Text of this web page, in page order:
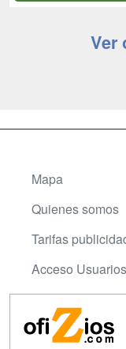
Ver
Mapa
Quienes somos
Tarifas
Acceso Usuarios
Acceso Centros